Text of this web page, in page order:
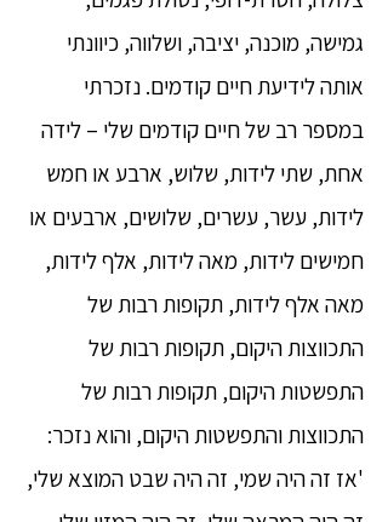
גמישה, מוכנה, יציבה, ושלווה, כיוונתי
אותה לידיעת חיים קודמים. נזכרתי
במספר רב של חיים קודמים שלי – לידה
אחת, שתי לידות, שלוש, ארבע או חמש
לידות, עשר, עשרים, שלושים, ארבעים או
חמישים לידות, מאה לידות, אלף לידות,
מאה אלף לידות, תקופות רבות של
התכווצות היקום, תקופות רבות של
התפשטות היקום, תקופות רבות של
התכווצות והתפשטות היקום, והוא נזכר:
'אז זה היה שמי, זה היה שבט המוצא שלי,